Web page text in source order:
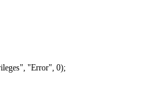
, "Error", 0);